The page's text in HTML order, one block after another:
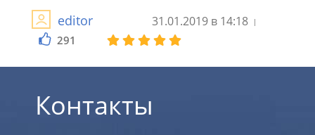
editor 31.01.2019 в 14:18
291
Контакты